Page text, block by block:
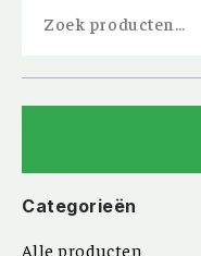
naar:
Categorieën
Alle producten